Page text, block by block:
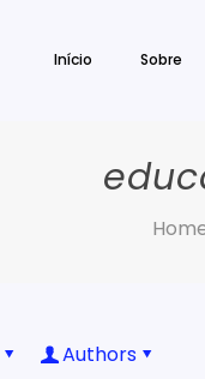
Início Sobre
Authors